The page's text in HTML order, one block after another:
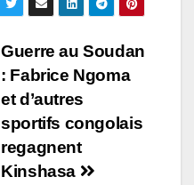
Guerre au Soudan
: Fabrice Ngoma
et d’autres
sportifs congolais
regagnent
Kinshasa